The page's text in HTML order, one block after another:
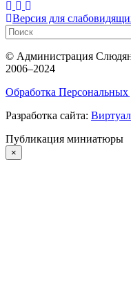
Версия для
© Администрация
2006–2024
Обработка
Разработка сайта:
Публикация миниатюры
×